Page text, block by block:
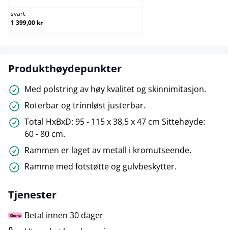
svart
1 399,00 kr
Produkthøydepunkter
Med polstring av høy kvalitet og skinnimitasjon.
Roterbar og trinnløst justerbar.
Total HxBxD: 95 - 115 x 38,5 x 47 cm Sittehøyde:
60 - 80 cm.
Rammen er laget av metall i kromutseende.
Ramme med fotstøtte og gulvbeskytter.
Tjenester
Betal innen 30 dager